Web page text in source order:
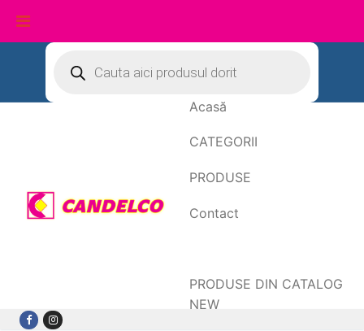
conținut
search
Acasă
CATEGORII
PRODUSE
Contact
PRODUSE DIN CATALOG
NEW